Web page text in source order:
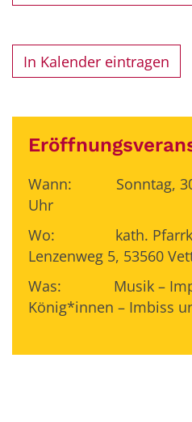
In Kalender eintragen
Wann: Sonntag, 30.
Uhr
Wo: kath.
Lenzenweg 5, 53560
Was: Musik –
König*innen – Imbiss